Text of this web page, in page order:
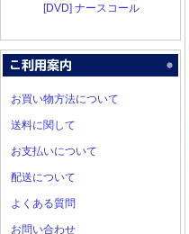
[DVD] ナースコール
お買い物方法について
送料に関して
お支払いについて
配送について
よくある質問
お問い合わせ